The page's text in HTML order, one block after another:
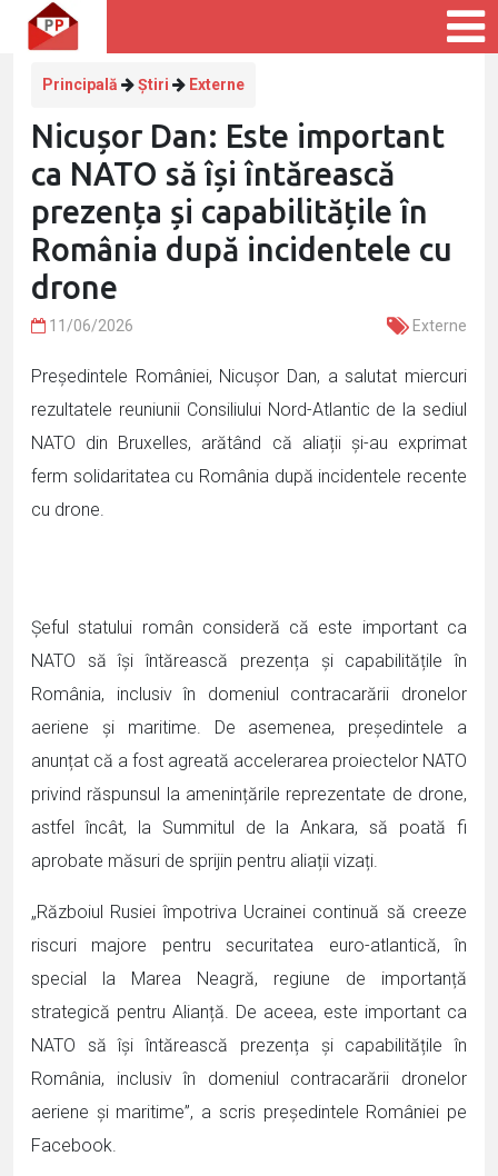
Principală Știri Externe
Nicușor Dan: Este important
ca NATO să își întărească
prezența și capabilitățile în
România după incidentele cu
drone
11/06/2026 Externe
Președintele României, Nicușor Dan, a salutat miercuri
rezultatele reuniunii Consiliului Nord-Atlantic de la sediul
NATO din Bruxelles, arătând că aliații și-au exprimat
ferm solidaritatea cu România după incidentele recente
cu drone.
Șeful statului român consideră că este important ca
NATO să își întărească prezența și capabilitățile în
România, inclusiv în domeniul contracarării dronelor
aeriene și maritime. De asemenea, președintele a
anunțat că a fost agreată accelerarea proiectelor NATO
privind răspunsul la amenințările reprezentate de drone,
astfel încât, la Summitul de la Ankara, să poată fi
aprobate măsuri de sprijin pentru aliații vizați.
„Războiul Rusiei împotriva Ucrainei continuă să creeze
riscuri majore pentru securitatea euro-atlantică, în
special la Marea Neagră, regiune de importanță
strategică pentru Alianță. De aceea, este important ca
NATO să își întărească prezența și capabilitățile în
România, inclusiv în domeniul contracarării dronelor
aeriene și maritime”, a scris președintele României pe
Facebook.